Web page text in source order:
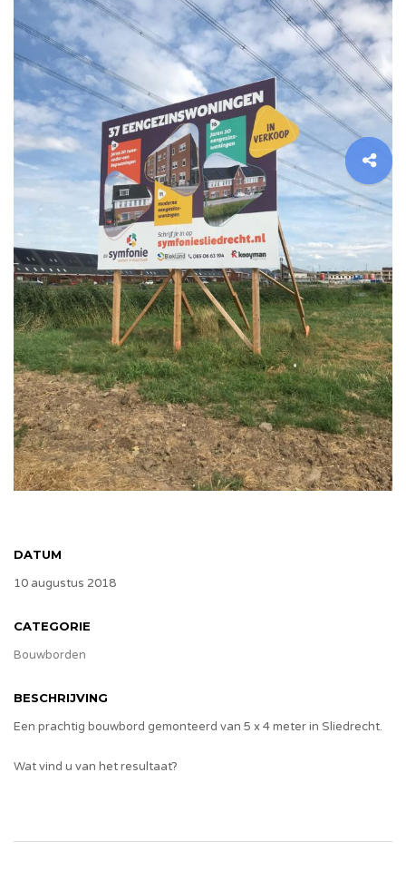
DATUM
10 augustus 2018
CATEGORIE
Bouwborden
BESCHRIJVING
Een prachtig bouwbord gemonteerd van 5 x 4 meter in Sliedrecht.
Wat vind u van het resultaat?